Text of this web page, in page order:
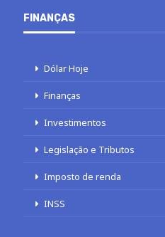
FINANÇAS
Dólar Hoje
Finanças
Investimentos
Legislação e Tributos
Imposto de renda
INSS